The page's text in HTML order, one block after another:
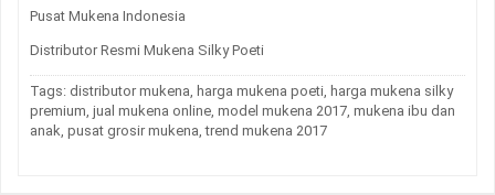
Pusat Mukena Indonesia
Distributor Resmi Mukena Silky Poeti
Tags: distributor mukena harga mukena poeti harga mukena silky
premium jual mukena online model mukena 2017 mukena ibu dan
anak pusat grosir mukena ,trend mukena 2017